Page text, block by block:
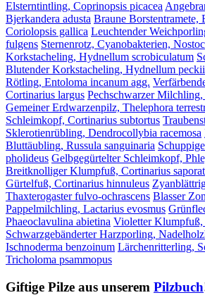
Elsterntintling, Coprinopsis picacea
Bjerkandera adusta Braune Borstentramete,
Coriolopsis gallica Leuchtender
fulgens Sternenrotz, Cyanobakterien, Nostoc
Korkstacheling, Hydnellum scrobiculatum
Blutender Korkstacheling, Hydnellum peckii
Rötling, Entoloma incanum agg.
Cortinarius largus Pechschwarzer
Gemeiner Erdwarzenpilz, Thelephora
Schleimkopf, Cortinarius subtortus
Sklerotienrübling, Dendrocollybia racemosa
Bluttäubling, Russula sanguinaria
pholideus Gelbgegürtelter Schleimkopf,
Breitknolliger Klumpfuß, Cortinarius
Gürtelfuß, Cortinarius hinnuleus
Thaxterogaster fulvo-ochrascens Blasser
Pappelmilchling, Lactarius evosmus
Phaeoclavulina abietina Violetter Klumpfuß,
Schwarzgebänderter Harzporling,
Ischnoderma benzoinum Lärchenritterling,
Tricholoma psammopus
Giftige Pilze aus unserem Pilzbuch